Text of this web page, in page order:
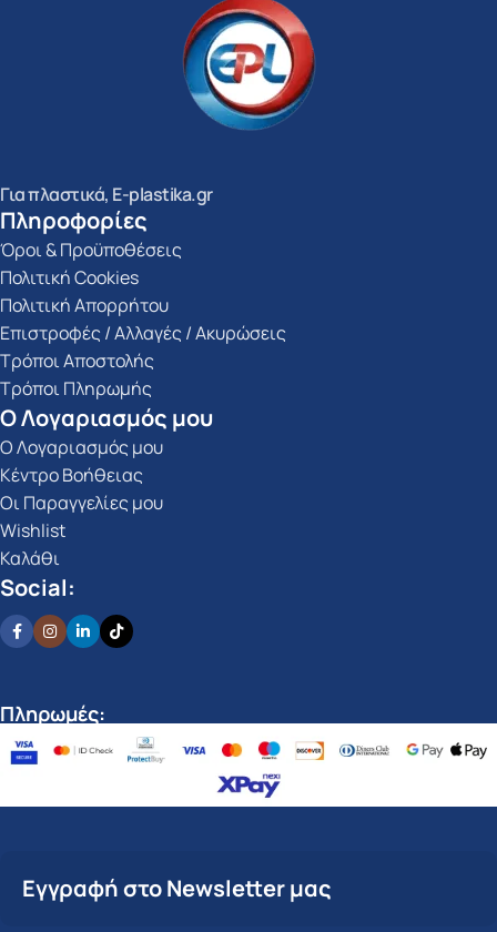
Για πλαστικά, E-plastika.gr
Πληροφορίες
Όροι & Προϋποθέσεις
Πολιτική Cookies
Πολιτική Απορρήτου
Επιστροφές / Αλλαγές / Ακυρώσεις
Τρόποι Αποστολής
Τρόποι Πληρωμής
Ο Λογαριασμός μου
Ο Λογαριασμός μου
Κέντρο Βοήθειας
Οι Παραγγελίες μου
Wishlist
Καλάθι
Social:
Πληρωμές:
Εγγραφή στο Newsletter μας